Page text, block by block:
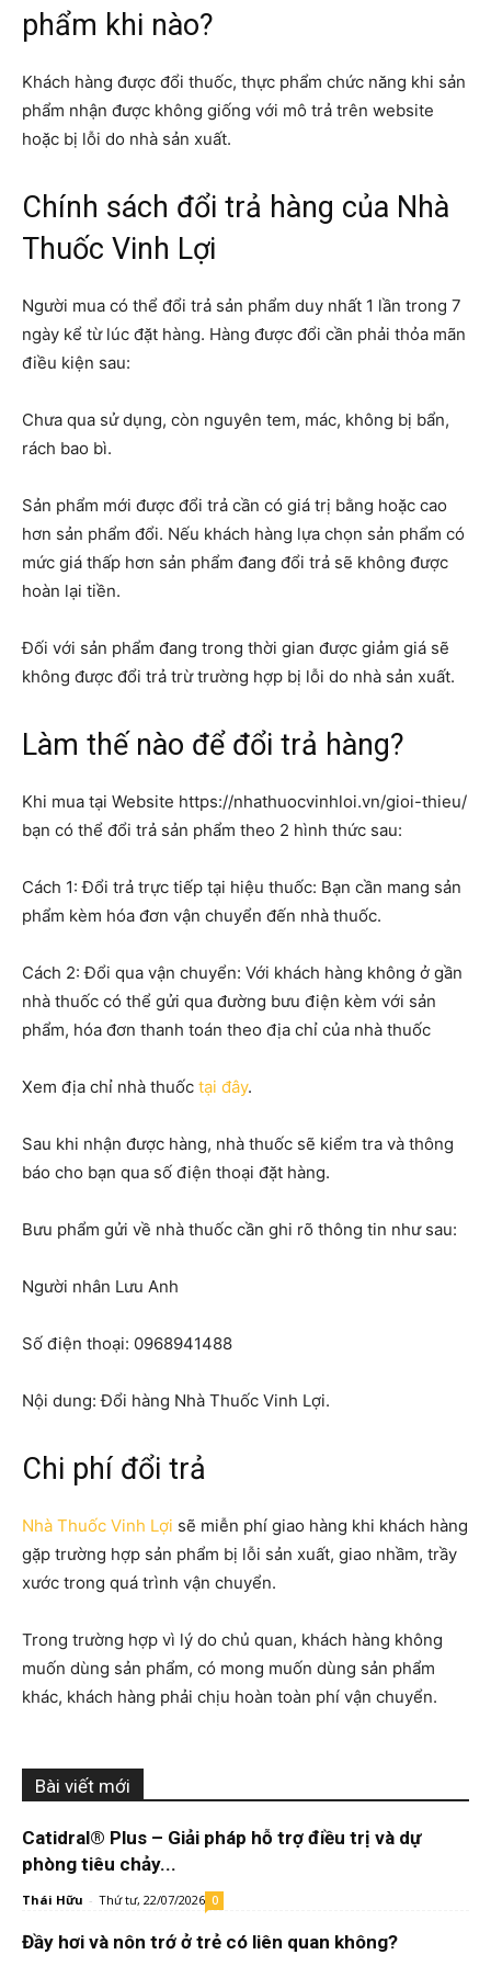
phẩm khi nào?
Khách hàng được đổi thuốc, thực phẩm chức năng khi sản
phẩm nhận được không giống với mô trả trên website
hoặc bị lỗi do nhà sản xuất.
Chính sách đổi trả hàng của Nhà
Thuốc Vinh Lợi
Người mua có thể đổi trả sản phẩm duy nhất 1 lần trong 7
ngày kể từ lúc đặt hàng. Hàng được đổi cần phải thỏa mãn
điều kiện sau:
Chưa qua sử dụng, còn nguyên tem, mác, không bị bẩn,
rách bao bì.
Sản phẩm mới được đổi trả cần có giá trị bằng hoặc cao
hơn sản phẩm đổi. Nếu khách hàng lựa chọn sản phẩm có
mức giá thấp hơn sản phẩm đang đổi trả sẽ không được
hoàn lại tiền.
Đối với sản phẩm đang trong thời gian được giảm giá sẽ
không được đổi trả trừ trường hợp bị lỗi do nhà sản xuất.
Làm thế nào để đổi trả hàng?
Khi mua tại Website https://nhathuocvinhloi.vn/gioi-thieu/
bạn có thể đổi trả sản phẩm theo 2 hình thức sau:
Cách 1: Đổi trả trực tiếp tại hiệu thuốc: Bạn cần mang sản
phẩm kèm hóa đơn vận chuyển đến nhà thuốc.
Cách 2: Đổi qua vận chuyển: Với khách hàng không ở gần
nhà thuốc có thể gửi qua đường bưu điện kèm với sản
phẩm, hóa đơn thanh toán theo địa chỉ của nhà thuốc
Xem địa chỉ nhà thuốc tại đây.
Sau khi nhận được hàng, nhà thuốc sẽ kiểm tra và thông
báo cho bạn qua số điện thoại đặt hàng.
Bưu phẩm gửi về nhà thuốc cần ghi rõ thông tin như sau:
Người nhân Lưu Anh
Số điện thoại: 0968941488
Nội dung: Đổi hàng Nhà Thuốc Vinh Lợi.
Chi phí đổi trả
Nhà Thuốc Vinh Lợi sẽ miễn phí giao hàng khi khách hàng
gặp trường hợp sản phẩm bị lỗi sản xuất, giao nhầm, trầy
xước trong quá trình vận chuyển.
Trong trường hợp vì lý do chủ quan, khách hàng không
muốn dùng sản phẩm, có mong muốn dùng sản phẩm
khác, khách hàng phải chịu hoàn toàn phí vận chuyển.
Bài viết mới
Catidral® Plus – Giải pháp hỗ trợ điều trị và dự
phòng tiêu chảy...
Thái Hữu - Thứ tư, 22/07/2026 0
Đầy hơi và nôn trớ ở trẻ có liên quan không?